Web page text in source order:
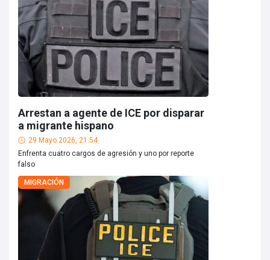
Arrestan a agente de ICE por disparar
a migrante hispano
29 Mayo 2026, 21:54
Enfrenta cuatro cargos de agresión y uno por reporte
falso
MIGRACIÓN